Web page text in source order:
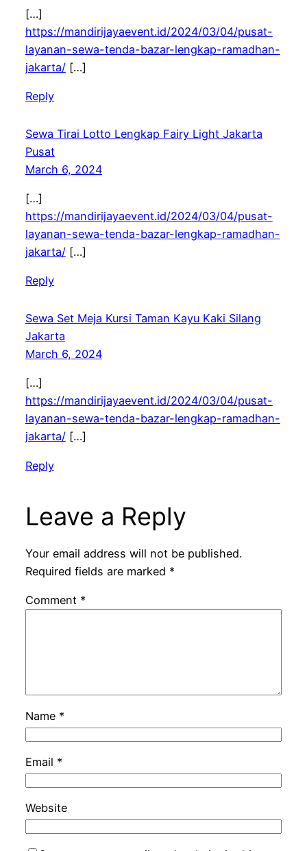
[…]
https://mandirijayaevent.id/2024/03/04/pusat-
layanan-sewa-tenda-bazar-lengkap-ramadhan-
jakarta/[…]
Reply
Sewa Tirai Lotto Lengkap Fairy Light Jakarta
Pusat
March 6, 2024
[…]
https://mandirijayaevent.id/2024/03/04/pusat-
layanan-sewa-tenda-bazar-lengkap-ramadhan-
jakarta/[…]
Reply
Sewa Set Meja Kursi Taman Kayu Kaki Silang
Jakarta
March 6, 2024
[…]
https://mandirijayaevent.id/2024/03/04/pusat-
layanan-sewa-tenda-bazar-lengkap-ramadhan-
jakarta/[…]
Reply
Leave a Reply
Your email address will not be published.
Required fields are marked *
Comment *
Name *
Email *
Website